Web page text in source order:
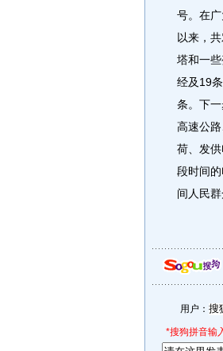
号。在
以来，
塔和一
经及19
条。下
高速公
荷、发
段时间
间人民群
用户：
*搜狗拼音输